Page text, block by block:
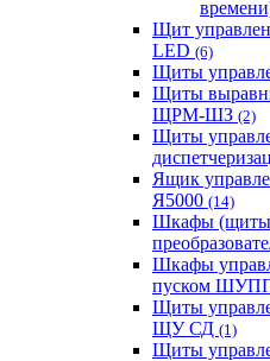
Щит
LED (6)
Щиты
Щиты
ЩРМ-ШЗ (2)
Щиты
Ящик
Я5000 (14)
Шкафы (щиты)
Шкафы
пуском
Щиты
ЩУ СД (1)
Щиты